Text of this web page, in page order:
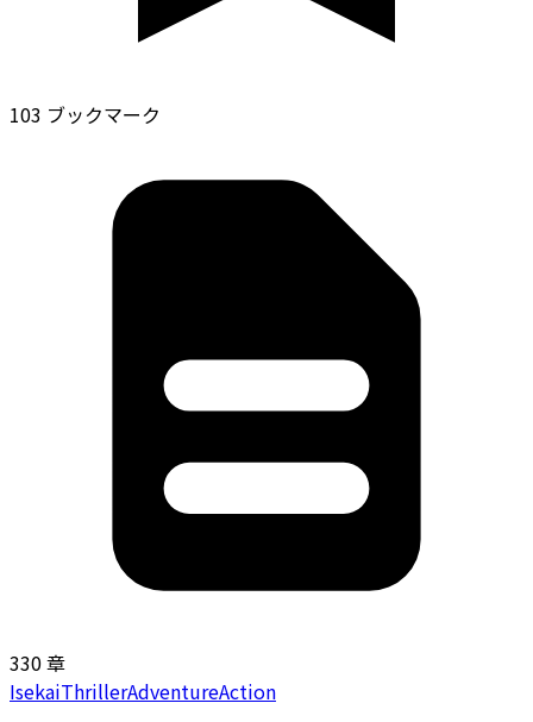
103 ブックマーク
330 章
IsekaiThrillerAdventureAction